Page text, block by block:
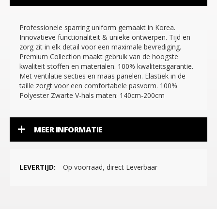
Professionele sparring uniform gemaakt in Korea.
Innovatieve functionaliteit & unieke ontwerpen. Tijd en
zorg zit in elk detail voor een maximale bevrediging.
Premium Collection maakt gebruik van de hoogste
kwaliteit stoffen en materialen. 100% kwaliteitsgarantie.
Met ventilatie secties en maas panelen. Elastiek in de
taille zorgt voor een comfortabele pasvorm. 100%
Polyester Zwarte V-hals maten: 140cm-200cm
MEER INFORMATIE
Meer
informatie
Op voorraad, direct Leverbaar